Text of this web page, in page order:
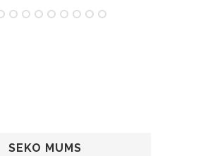
SEKO MUMS